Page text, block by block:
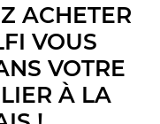
ACHETER
VOUS
VOTRE
À LA